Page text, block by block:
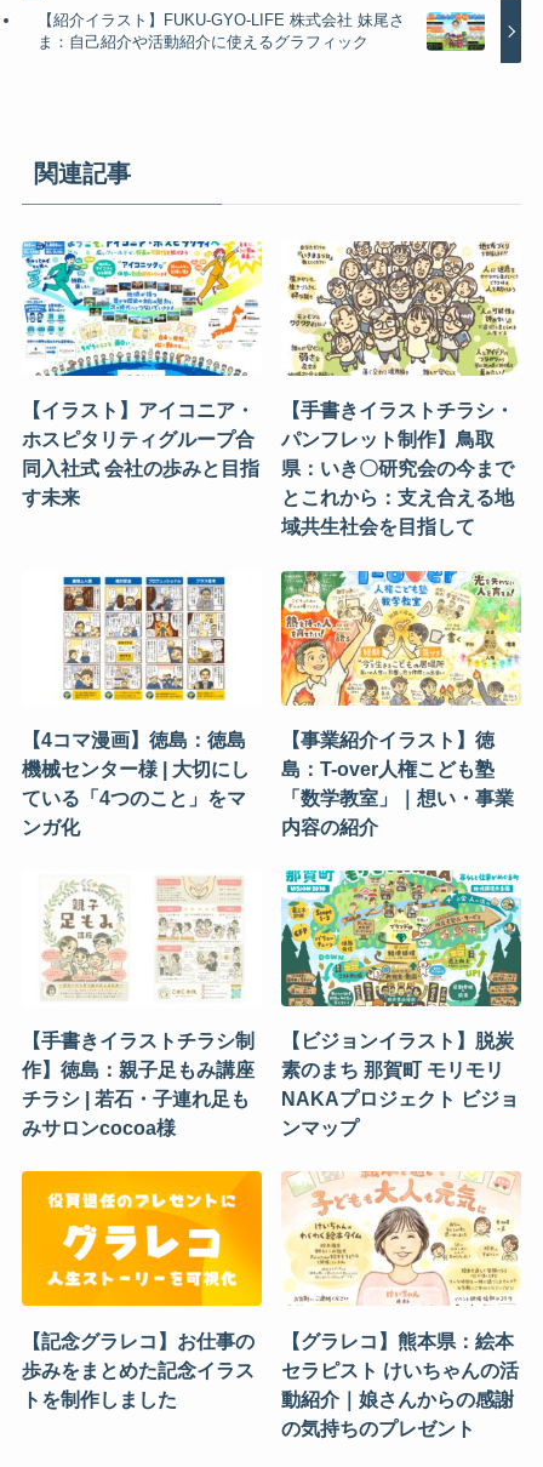
【紹介イラスト】FUKU-GYO-LIFE 株式会社 妹尾さ
ま：自己紹介や活動紹介に使えるグラフィック
関連記事
【イラスト】アイコニア・
ホスピタリティグループ合
同入社式 会社の歩みと目指
す未来
【手書きイラストチラシ・
パンフレット制作】鳥取
県：いき〇研究会の今まで
とこれから：支え合える地
域共生社会を目指して
【4コマ漫画】徳島：徳島
機械センター様 | 大切にし
ている「4つのこと」をマ
ンガ化
【事業紹介イラスト】徳
島：T-over人権こども塾
「数学教室」｜想い・事業
内容の紹介
【手書きイラストチラシ制
作】徳島：親子足もみ講座
チラシ | 若石・子連れ足も
みサロンcocoa様
【ビジョンイラスト】脱炭
素のまち 那賀町 モリモリ
NAKAプロジェクト ビジョ
ンマップ
【記念グラレコ】お仕事の
歩みをまとめた記念イラス
トを制作しました
【グラレコ】熊本県：絵本
セラピスト けいちゃんの活
動紹介｜娘さんからの感謝
の気持ちのプレゼント